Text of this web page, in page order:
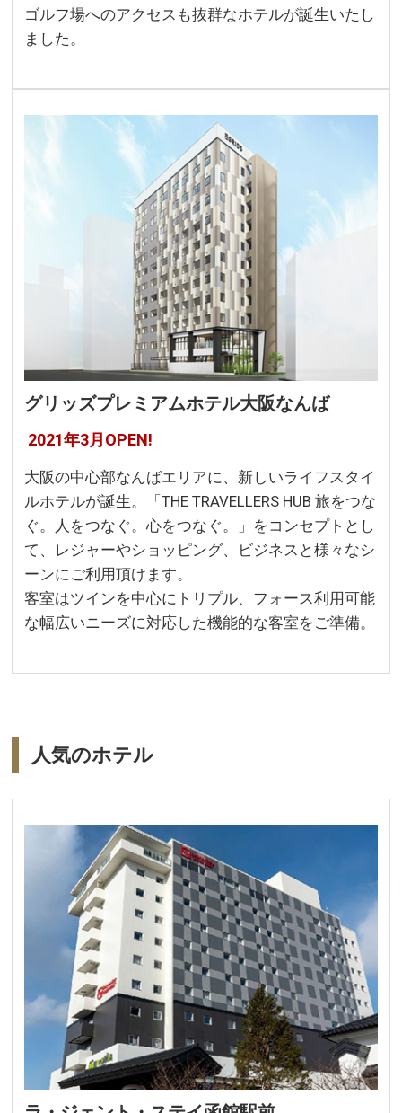
ゴルフ場へのアクセスも抜群なホテルが誕生いたし
ました。
グリッズプレミアムホテル大阪なんば
2021年3月OPEN!
大阪の中心部なんばエリアに、新しいライフスタイ
ルホテルが誕生。「THE TRAVELLERS HUB 旅をつな
ぐ。人をつなぐ。心をつなぐ。」をコンセプトとし
て、レジャーやショッピング、ビジネスと様々なシ
ーンにご利用頂けます。
客室はツインを中心にトリプル、フォース利用可能
な幅広いニーズに対応した機能的な客室をご準備。
人気のホテル